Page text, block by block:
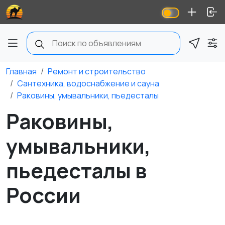
Главная
Ремонт и строительство
Сантехника, водоснабжение и сауна
Раковины, умывальники, пьедесталы
Раковины,
умывальники,
пьедесталы в
России